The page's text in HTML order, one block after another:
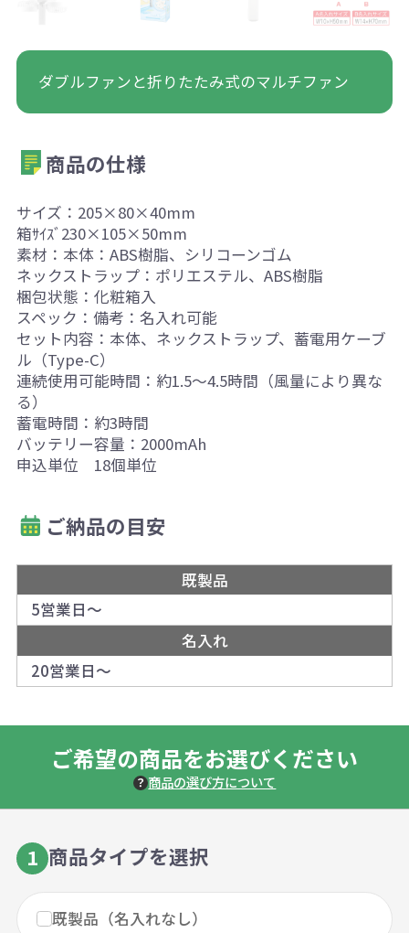
ダブルファンと折りたたみ式のマルチファン
商品の仕様
サイズ：205×80×40mm
箱ｻｲｽﾞ230×105×50mm
素材：本体：ABS樹脂、シリコーンゴム
ネックストラップ：ポリエステル、ABS樹脂
梱包状態：化粧箱入
スペック：備考：名入れ可能
セット内容：本体、ネックストラップ、蓄電用ケーブ
ル（Type-C）
連続使用可能時間：約1.5～4.5時間（風量により異な
る）
蓄電時間：約3時間
バッテリー容量：2000mAh
申込単位 18個単位
ご納品の目安
既製品
5営業日～
名入れ
20営業日～
ご希望の商品をお選びください
商品の選び方について
1 商品タイプを選択
既製品（名入れなし）